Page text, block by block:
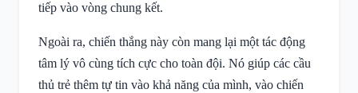
tiếp vào vòng chung kết.
Ngoài ra, chiến thắng này còn mang lại một tác động
tâm lý vô cùng tích cực cho toàn đội. Nó giúp các cầu
thủ trẻ thêm tự tin vào khả năng của mình, vào chiến